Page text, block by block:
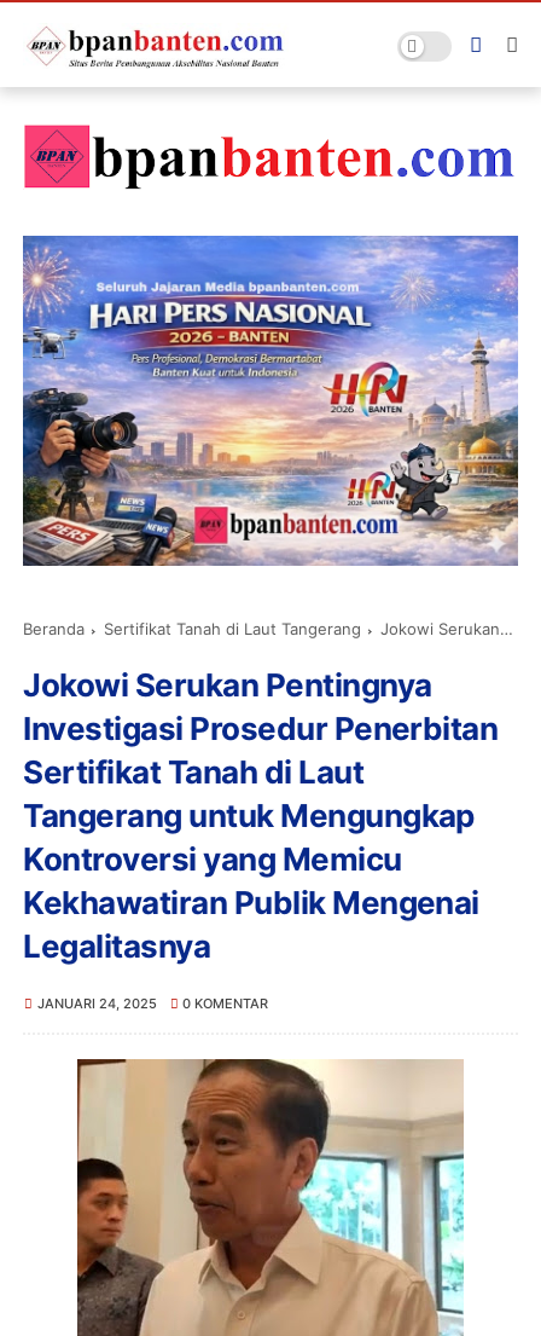
Beranda Sertifikat Tanah di Laut Tangerang Jokowi Serukan Pentingnya Investigasi Prosedur Penerbitan Sertifikat Tanah di Laut Tangerang untuk Mengungkap Kontroversi yang Memicu Kekhawatiran Publik Mengenai Legalitasnya
Jokowi Serukan Pentingnya
Investigasi Prosedur Penerbitan
Sertifikat Tanah di Laut
Tangerang untuk Mengungkap
Kontroversi yang Memicu
Kekhawatiran Publik Mengenai
Legalitasnya
JANUARI 24, 2025 0 KOMENTAR